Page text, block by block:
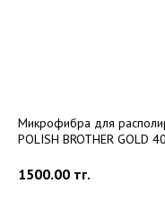
Микрофибра для
POLISH BROTHER GOLD
1500.00 тг.